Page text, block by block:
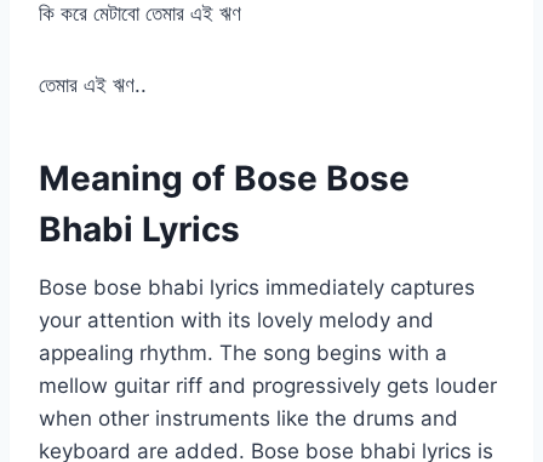
কি করে মেটাবো তেমার এই ঋণ
তেমার এই ঋণ..
Meaning of Bose Bose
Bhabi Lyrics
Bose bose bhabi lyrics immediately captures
your attention with its lovely melody and
appealing rhythm. The song begins with a
mellow guitar riff and progressively gets louder
when other instruments like the drums and
keyboard are added. Bose bose bhabi lyrics is